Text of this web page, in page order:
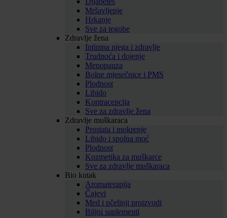
Mršavljenje
Hrkanje
Sve za tegobe
Zdravlje žena
Intimna njega i zdravlje
Trudnoća i dojenje
Menopauza
Bolne mjesečnice i PMS
Plodnost
Libido
Kontracepcija
Sve za zdravlje žena
Zdravlje muškaraca
Prostata i mokrenje
Libido i spolna moć
Plodnost
Kozmetika za muškarce
Sve za zdravlje muškaraca
Bio kutak
Aromaterapija
Čajevi
Med i pčelinji proizvodi
Biljni suplementi